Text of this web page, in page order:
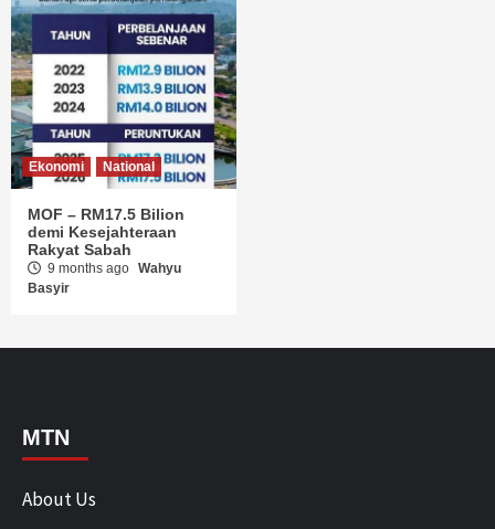
Ekonomi National
MOF – RM17.5 Bilion
demi Kesejahteraan
Rakyat Sabah
9 months ago Wahyu
Basyir
MTN
About Us